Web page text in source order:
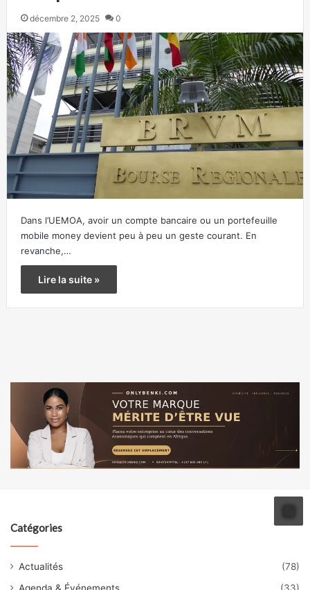
décembre 2, 2025 0
Dans l’UEMOA, avoir un compte bancaire ou un portefeuille
mobile money devient peu à peu un geste courant. En
revanche,…
Lire la suite »
Catégories
Actualités
(78)